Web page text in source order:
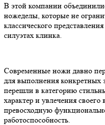
В этой компании
ножеделы, которые не
классического
силуэтах клинка.
Современные ножи давно
для выполнения конкретных
перешли в категорию
характер и увлечения
превосходную
работоспособность.